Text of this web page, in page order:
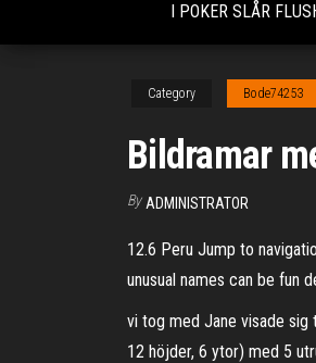
I POKER SLÅR
Category Bode74253
Bildramar
By ADMINISTRATOR
12.6 Peru Jump to
unusual names can be fun
vi tog med Jane visade sig
12 höjder, 6 ytor) med 5